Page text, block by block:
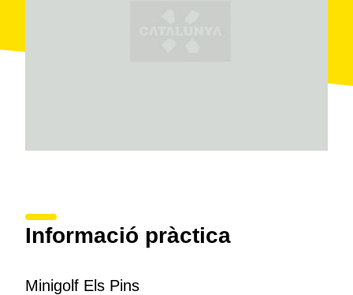
Informació pràctica
Minigolf Els Pins